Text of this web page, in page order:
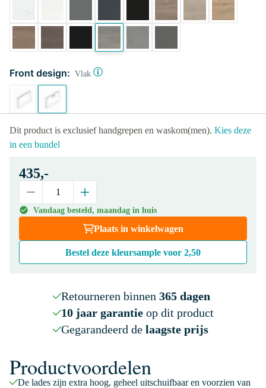
Front design: Vlak
Dit product is exclusief handgrepen en waskom(men). Kies deze
in een bundel
435,-
Vandaag besteld, maandag in huis
Plaats in winkelwagen
Bestel deze kleursample voor 2,50
Retourneren binnen 365 dagen
10 jaar garantieop dit product
Gegarandeerd de laagste prijs
Productvoordelen
De lades zijn extra hoog, geheel uitschuifbaar en voorzien van